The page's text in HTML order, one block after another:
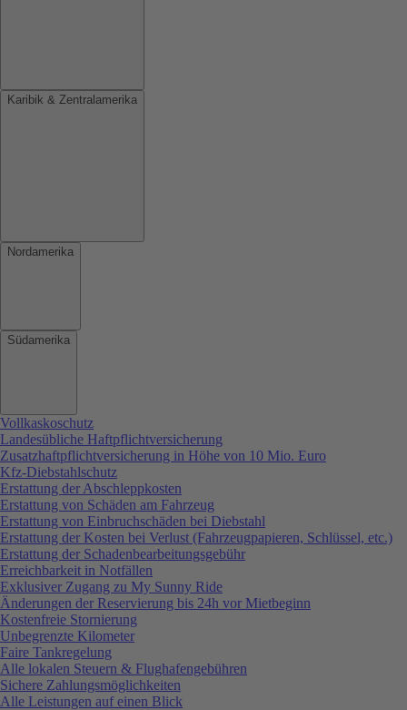
Karibik & Zentralamerika
Nordamerika
Südamerika
Vollkaskoschutz
Landesübliche Haftpflichtversicherung
Zusatzhaftpflichtversicherung in Höhe von 10 Mio. Euro
Kfz-Diebstahlschutz
Erstattung der Abschleppkosten
Erstattung von Schäden am Fahrzeug
Erstattung von Einbruchschäden bei Diebstahl
Erstattung der Kosten bei Verlust (Fahrzeugpapieren, Schlüssel, etc.)
Erstattung der Schadenbearbeitungsgebühr
Erreichbarkeit in Notfällen
Exklusiver Zugang zu My Sunny Ride
Änderungen der Reservierung bis 24h vor Mietbeginn
Kostenfreie Stornierung
Unbegrenzte Kilometer
Faire Tankregelung
Alle lokalen Steuern & Flughafengebühren
Sichere Zahlungsmöglichkeiten
Alle Leistungen auf einen Blick